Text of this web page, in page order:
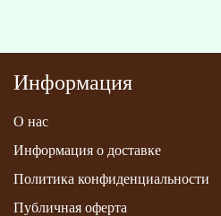
Информация
О нас
Информация о доставке
Политика конфиденциальности
Публичная оферта